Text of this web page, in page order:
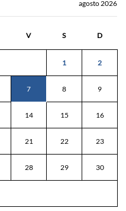
agosto 2026
V S D
1 2
7 8 9
14 15 16
21 22 23
28 29 30